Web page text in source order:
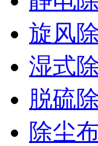
旋风
湿式
脱硫
除尘